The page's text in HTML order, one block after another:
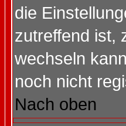
die
zutreffend ist,
wechseln
noch nicht
Nach oben